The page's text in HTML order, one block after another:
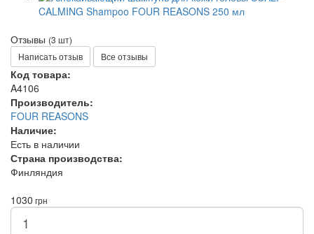
Отзывы (3 шт)
Написать отзыв
Все отзывы
Код товара:
A4106
Производитель:
FOUR REASONS
Наличие:
Есть в наличии
Страна производства:
Финляндия
1030 грн